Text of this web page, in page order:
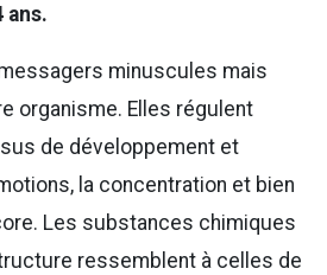
ans.
minuscules mais
organisme. Elles régulent
de développement et
la concentration et bien
Les substances chimiques
ressemblent à celles de